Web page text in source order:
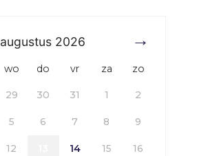
augustus 2026
wo do vr za zo
29 30 31 1 2
5 6 7 8 9
12 14 15 16